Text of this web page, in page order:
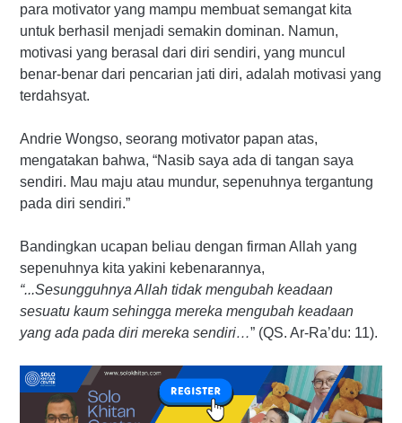
para motivator yang mampu membuat semangat kita
untuk berhasil menjadi semakin dominan. Namun,
motivasi yang berasal dari diri sendiri, yang muncul
benar-benar dari pencarian jati diri, adalah motivasi yang
terdahsyat.
Andrie Wongso, seorang motivator papan atas,
mengatakan bahwa, “Nasib saya ada di tangan saya
sendiri. Mau maju atau mundur, sepenuhnya tergantung
pada diri sendiri.”
Bandingkan ucapan beliau dengan firman Allah yang
sepenuhnya kita yakini kebenarannya,
“...Sesungguhnya Allah tidak mengubah keadaan
sesuatu kaum sehingga mereka mengubah keadaan
yang ada pada diri mereka sendiri…” (QS. Ar-Ra’du: 11).